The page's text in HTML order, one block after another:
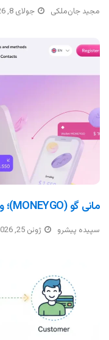
مجید جان‌ملکی جولای 8, 2026
مانی گو (MONEYGO)؛ ووچر و راهکار پرداخت ارزی
سپیده پیشرو ژوئن 25, 2026